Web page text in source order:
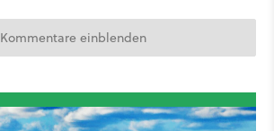
Kommentare einblenden